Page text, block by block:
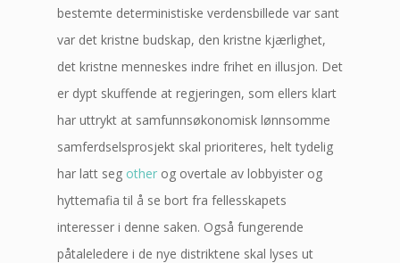
bestemte deterministiske verdensbillede var sant
var det kristne budskap, den kristne kjærlighet,
det kristne menneskes indre frihet en illusjon. Det
er dypt skuffende at regjeringen, som ellers klart
har uttrykt at samfunnsøkonomisk lønnsomme
samferdselsprosjekt skal prioriteres, helt tydelig
har latt seg other og overtale av lobbyister og
hyttemafia til å se bort fra fellesskapets
interesser i denne saken. Også fungerende
påtaleledere i de nye distriktene skal lyses ut